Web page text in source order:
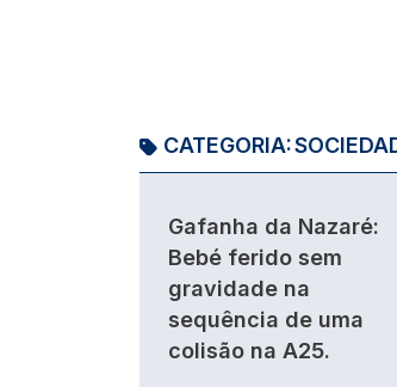
CATEGORIA:
Gafanha da Nazaré:
Bebé ferido sem
gravidade na
sequência de uma
colisão na A25.